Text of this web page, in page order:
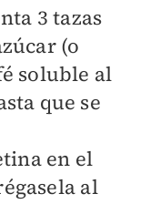
3 tazas
(o
soluble al
que se
en el
al